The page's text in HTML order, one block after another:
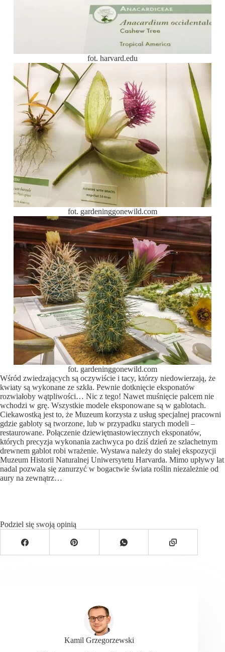
fot. harvard.edu
fot. gardeninggonewild.com
fot. gardeninggonewild.com
Wśród zwiedzających są oczywiście i tacy, którzy niedowierzają, że
kwiaty są wykonane ze szkła. Pewnie dotknięcie eksponatów
rozwiałoby wątpliwości… Nic z tego! Nawet muśnięcie palcem nie
wchodzi w grę. Wszystkie modele eksponowane są w gablotach.
Ciekawostką jest to, że Muzeum korzysta z usług specjalnej pracowni
gdzie gabloty są tworzone, lub w przypadku starych modeli –
restaurowane. Połączenie dziewiętnastowiecznych eksponatów,
których precyzja wykonania zachwyca po dziś dzień ze szlachetnym
drewnem gablot robi wrażenie. Wystawa należy do stałej ekspozycji
Muzeum Historii Naturalnej Uniwersytetu Harvarda. Mimo upływy lat
nadal pozwala się zanurzyć w bogactwie świata roślin niezależnie od
aury na zewnątrz…
Podziel się swoją opinią
Kamil Grzegorzewski